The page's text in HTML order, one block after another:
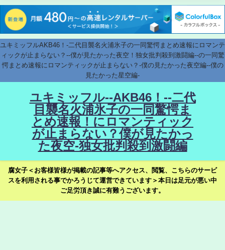
ユキミッフルAKB46！-二代目襲名火浦氷子の一同驚愕まとめ速報にロマンテ
ィックが止まらない？--僕が見たかった夜空！独女批判殺到激闘編--の一同驚
愕まとめ速報にロマンティックが止まらない？-僕の見たかった夜空編--僕の
見たかった星空編-
ユキミッフル--AKB46！--二代
目襲名火浦氷子の一同驚愕ま
とめ速報！にロマンティック
が止まらない？僕が見たかっ
た夜空-独女批判殺到激闘編
腐女子＜お客様皆様が掲載の記事等へアクセス、閲覧、こちらのサービ
スを利用される事でかろうじて運営できています＞本日は足元が悪い中
ご足労頂き誠に有難うございます。